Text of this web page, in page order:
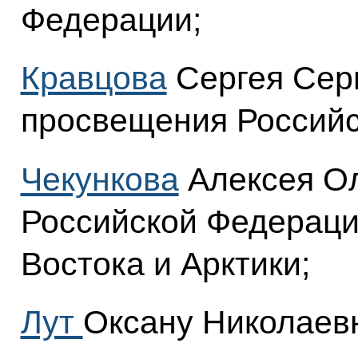
Федерации;
КравцоваСергея
просвещения
ЧекунковаАлексея
Российской
Востока и Арктики;
Лут Оксану